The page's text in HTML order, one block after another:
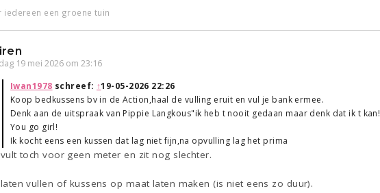
iedereen een groene tuin
19 mei 2026 om 23:16
Iwan1978 schreef: ↑19-05-2026 22:26
Koop bedkussens bv in de Action,haal de vulling eruit en vul je bank ermee.
Denk aan de uitspraak van Pippie Langkous"ik heb t nooit gedaan maar denk dat ik t kan!
You go girl!
Ik kocht eens een kussen dat lag niet fijn,na opvulling lag het prima
toch voor geen meter en zit nog slechter.
vullen of kussens op maat laten maken (is niet eens zo duur).